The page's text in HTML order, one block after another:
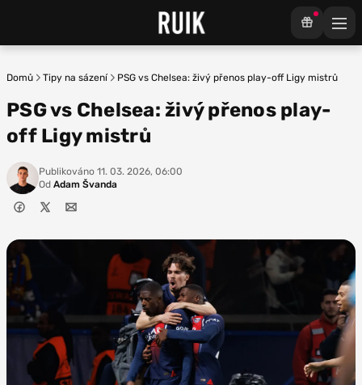
Domů Tipy na sázení PSG vs Chelsea: živý přenos play-off Ligy mistrů
PSG vs Chelsea: živý přenos play-
off Ligy mistrů
Publikováno 11. 03. 2026, 06:00
Od Adam Švanda